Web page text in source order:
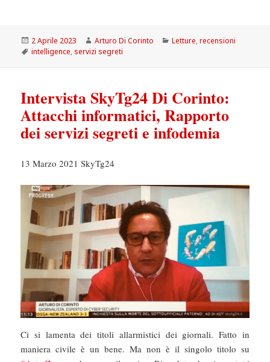
Scritto
il
2 Aprile 2023 Autore
Arturo Di Corinto Categorie
Letture,recensioni
Tag
intelligence, servizi segreti
Intervista SkyTg24 Di Corinto:
Attacchi informatici, Rapporto
dei servizi segreti e infodemia
13 Marzo 2021 SkyTg24
Ci si lamenta dei titoli allarmistici dei giornali. Fatto in
maniera civile è un bene. Ma non è il singolo titolo su